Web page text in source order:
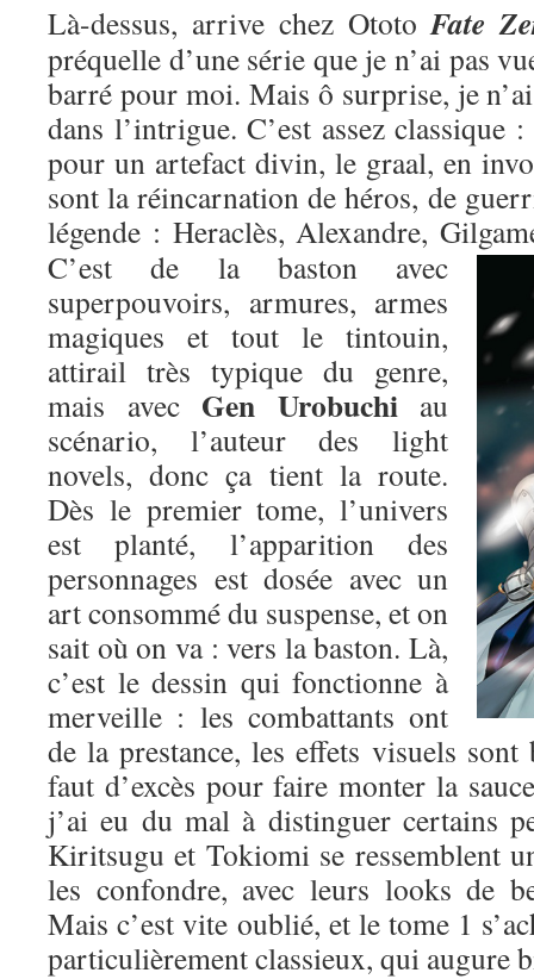
Là-dessus, arrive chez OtotoFate
préquelle d’une série que je n’ai pas
barré pour moi. Mais ô surprise, je
dans l’intrigue. C’est assez classique
pour un artefact divin, le graal, en
sont la réincarnation de héros, de
légende : Heraclès, Alexandre,
C’est de la baston avec
superpouvoirs, armures, armes
magiques et tout le tintouin,
attirail très typique du genre,
mais avec Gen Urobuchiau
scénario, l’auteur des light
novels, donc ça tient la route.
Dès le premier tome, l’univers
est planté, l’apparition des
personnages est dosée avec un
art consommé du suspense, et on
sait où on va : vers la baston. Là,
c’est le dessin qui fonctionne à
merveille : les combattants ont
de la prestance, les effets visuels sont
faut d’excès pour faire monter la
j’ai eu du mal à distinguer certains
Kiritsugu et Tokiomi se ressemblent
les confondre, avec leurs looks de
Mais c’est vite oublié, et le tome 1
particulièrement classieux, qui augure